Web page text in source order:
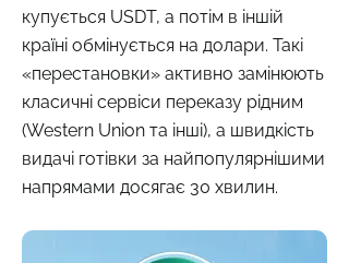
купується USDT, а потім в іншій
країні обмінується на долари. Такі
«перестановки» активно замінюють
класичні сервіси переказу рідним
(Western Union та інші), а швидкість
видачі готівки за найпопулярнішими
напрямами досягає 30 хвилин.